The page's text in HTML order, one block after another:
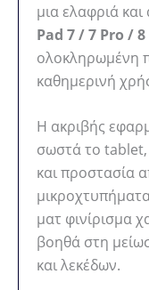
μια ελαφριά και
Pad 7 / 7 Pro /
ολοκληρωμένη
καθημερινή
Η ακριβής
σωστά το
και προστασία
ματ φινίρισμα
βοηθά στη
και λεκέδων.